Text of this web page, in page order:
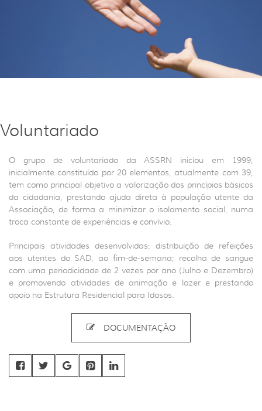
Voluntariado
O grupo de voluntariado da ASSRN iniciou em 1999,
inicialmente constituído por 20 elementos, atualmente com 39,
tem como principal objetivo a valorização dos princípios básicos
da cidadania, prestando ajuda direta à população utente da
Associação, de forma a minimizar o isolamento social, numa
troca constante de experiências e convívio.
Principais atividades desenvolvidas: distribuição de refeições
aos utentes do SAD, ao fim-de-semana; recolha de sangue
com uma periodicidade de 2 vezes por ano (Julho e Dezembro)
e promovendo atividades de animação e lazer e prestando
apoio na Estrutura Residencial para Idosos.
DOCUMENTAÇÃO